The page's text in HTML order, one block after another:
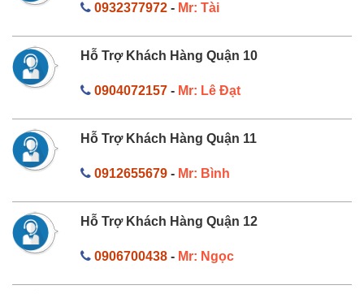
0932377972- Mr: Tài
Hỗ Trợ Khách Hàng Quận 10
0904072157- Mr: Lê Đạt
Hỗ Trợ Khách Hàng Quận 11
0912655679- Mr: Bình
Hỗ Trợ Khách Hàng Quận 12
0906700438- Mr: Ngọc